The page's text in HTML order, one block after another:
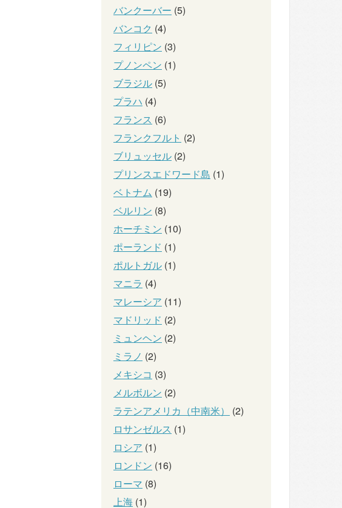
バンクーバー (5)
バンコク (4)
フィリピン (3)
プノンペン (1)
ブラジル (5)
プラハ (4)
フランス (6)
フランクフルト (2)
ブリュッセル (2)
プリンスエドワード島 (1)
ベトナム (19)
ベルリン (8)
ホーチミン (10)
ポーランド (1)
ポルトガル (1)
マニラ (4)
マレーシア (11)
マドリッド (2)
ミュンヘン (2)
ミラノ (2)
メキシコ (3)
メルボルン (2)
ラテンアメリカ（中南米）
(2)
ロサンゼルス (1)
ロシア (1)
ロンドン (16)
ローマ (8)
上海 (1)